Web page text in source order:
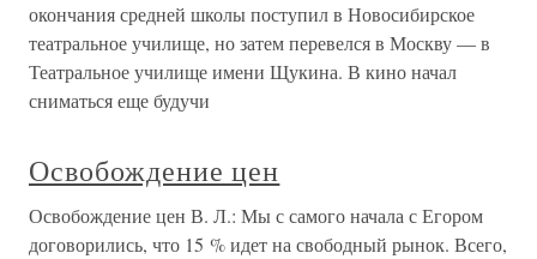
окончания средней школы поступил в Новосибирское
театральное училище, но затем перевелся в Москву — в
Театральное училище имени Щукина. В кино начал
сниматься еще будучи
Освобождение цен
Освобождение цен В. Л.: Мы с самого начала с Егором
договорились, что 15 % идет на свободный рынок. Всего,